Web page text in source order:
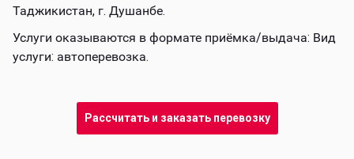
Таджикистан, г. Душанбе.
Услуги оказываются в формате приёмка/выдача: Вид
услуги: автоперевозка.
Рассчитать и заказать перевозку